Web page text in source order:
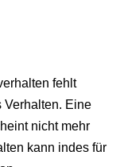
fehlt
Verhalten. Eine
nicht mehr
kann indes für